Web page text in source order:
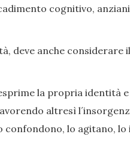
cognitivo,
deve anche considerare
la propria identità
altresì
lo agitano, lo